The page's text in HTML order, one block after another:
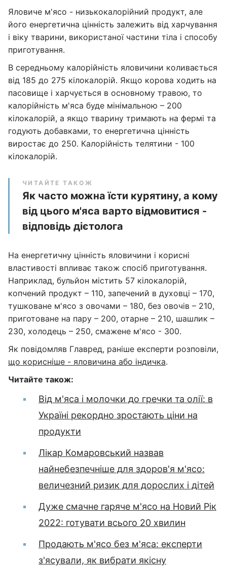
Яловиче м'ясо - низькокалорійний продукт, але
його енергетична цінність залежить від харчування
і віку тварини, використаної частини тіла і способу
приготування.
В середньому калорійність яловичини коливається
від 185 до 275 кілокалорій. Якщо корова ходить на
пасовище і харчується в основному травою, то
калорійність м'яса буде мінімальною – 200
кілокалорій, а якщо тварину тримають на фермі та
годують добавками, то енергетична цінність
виростає до 250. Калорійність телятини - 100
кілокалорій.
ЧИТАЙТЕ ТАКОЖ
Як часто можна їсти курятину, а кому
від цього м'яса варто відмовитися -
відповідь дієтолога
На енергетичну цінність яловичини і корисні
властивості впливає також спосіб приготування.
Наприклад, бульйон містить 57 кілокалорій,
копчений продукт – 110, запечений в духовці – 170,
тушковане м'ясо з овочами – 180, без овочів – 210,
приготоване на пару – 200, отарне – 210, шашлик –
230, холодець – 250, смажене м'ясо - 300.
Як повідомляв Главред, раніше експерти розповіли,
що корисніше - яловичина або індичка.
Читайте також:
Від м'яса і молочки до гречки та олії: в
Україні рекордно зростають ціни на
продукти
Лікар Комаровський назвав
найнебезпечніше для здоров'я м'ясо:
величезний ризик для дорослих і дітей
Дуже смачне гаряче м'ясо на Новий Рік
2022: готувати всього 20 хвилин
Продають м'ясо без м'яса: експерти
з'ясували, як вибрати якісну